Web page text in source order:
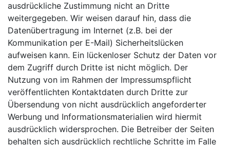
ausdrückliche Zustimmung nicht an Dritte
weitergegeben. Wir weisen darauf hin, dass die
Datenübertragung im Internet (z.B. bei der
Kommunikation per E-Mail) Sicherheitslücken
aufweisen kann. Ein lückenloser Schutz der Daten vor
dem Zugriff durch Dritte ist nicht möglich. Der
Nutzung von im Rahmen der Impressumspflicht
veröffentlichten Kontaktdaten durch Dritte zur
Übersendung von nicht ausdrücklich angeforderter
Werbung und Informationsmaterialien wird hiermit
ausdrücklich widersprochen. Die Betreiber der Seiten
behalten sich ausdrücklich rechtliche Schritte im Falle